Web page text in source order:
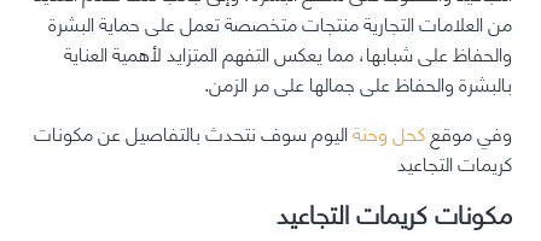
من العلامات التجارية منتجات متخصصة تعمل على حماية البشرة
والحفاظ على شبابها، مما يعكس التفهم المتزايد لأهمية العناية
بالبشرة والحفاظ على جمالها على مر الزمن.
وفي موقعكحل وحنةاليوم سوف نتحدث بالتفاصيل عنمكونات
كريمات التجاعيد
مكونات كريمات التجاعيد